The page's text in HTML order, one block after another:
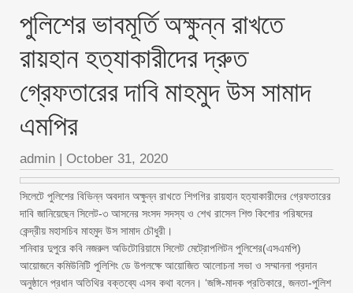
পুলিশের ভাবমূর্তি অক্ষুন্ন রাখতে
রায়হান হত্যাকারীদের দ্রুত
গ্রেফতারের দাবি মাহমুদ উস সামাদ
এমপির
admin | October 31, 2020
সিলেটে পুলিশের বিভিন্ন অবদান অক্ষুন্ন রাখতে শিগগির রায়হান হত্যাকারীদের গ্রেফতারের
দাবি জানিয়েছেন সিলেট-৩ আসনের সংসদ সদস্য ও শেখ রাসেল শিশু কিশোর পরিষদের
কেন্দ্রীয় মহাসচিব মাহমুদ উস সামাদ চৌধুরী।
শনিবার দুপুরে কবি নজরুল অডিটোরিয়ামে সিলেট মেট্রোপলিটন পুলিশের(এসএমপি)
আয়োজনে কমিউনিটি পুলিশিং ডে উপলক্ষে আয়োজিত আলোচনা সভা ও সম্মাননা প্রদান
অনুষ্ঠানে প্রধান অতিথির বক্তব্যে এসব কথা বলেন। ‘জঙ্গি-মাদক প্রতিকারে, জনতা-পুলিশ